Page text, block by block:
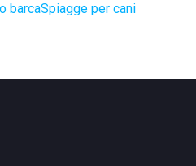
barcaSpiagge per cani